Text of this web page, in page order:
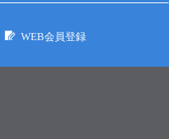
WEB会員登録